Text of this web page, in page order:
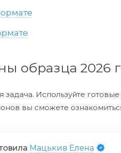
образца 2026
Используйте
вы сможете
Мацькив Елена